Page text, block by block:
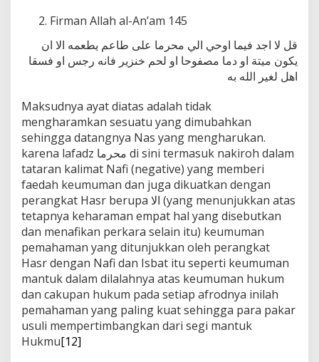
Firman Allah al-An’am 145
قل لا اجد فيما اوحي الي محرما على طاعم يطعمه الا ان
يكون ميتة او دما مصفوحا او لحم خنزير فانه رجس او فسقا
اهل لغير الله به
Maksudnya ayat diatas adalah tidak
mengharamkan sesuatu yang dimubahkan
sehingga datangnya Nas yang mengharukan.
karena lafadz محرما di sini termasuk nakiroh dalam
tataran kalimat Nafi (negative) yang memberi
faedah keumuman dan juga dikuatkan dengan
perangkat Hasr berupa الا (yang menunjukkan atas
tetapnya keharaman empat hal yang disebutkan
dan menafikan perkara selain itu) keumuman
pemahaman yang ditunjukkan oleh perangkat
Hasr dengan Nafi dan Isbat itu seperti keumuman
mantuk dalam dilalahnya atas keumuman hukum
dan cakupan hukum pada setiap afrodnya inilah
pemahaman yang paling kuat sehingga para pakar
usuli mempertimbangkan dari segi mantuk
Hukmu[12]